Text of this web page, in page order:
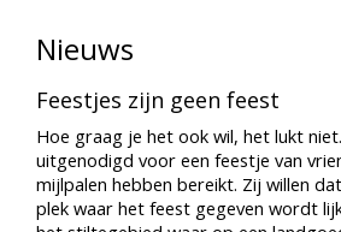
Nieuws
Feestjes zijn geen feest
Hoe graag je het ook wil, het lukt
uitgenodigd voor een feestje van
mijlpalen hebben bereikt. Zij willen
plek waar het feest gegeven wordt